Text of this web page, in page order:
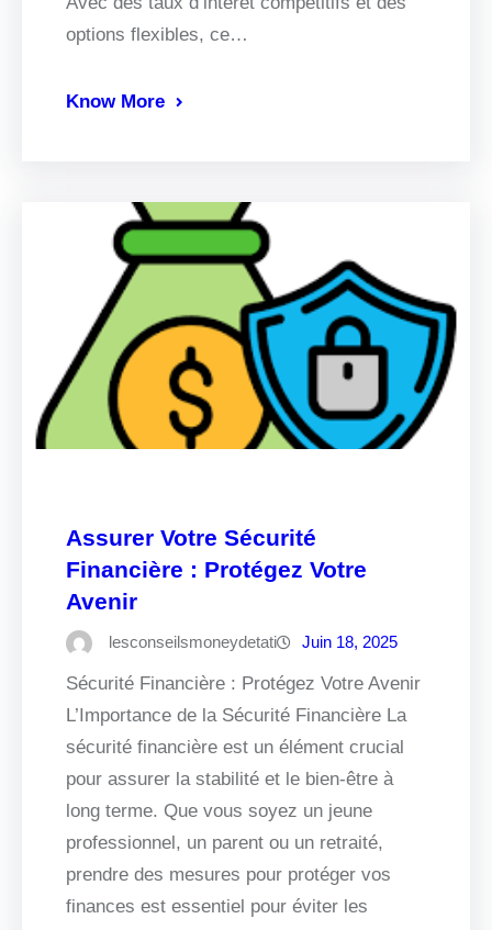
options flexibles, ce…
Know More
Assurer Votre Sécurité
Financière : Protégez Votre
Avenir
lesconseilsmoneydetati Juin 18, 2025
Sécurité Financière : Protégez Votre Avenir
L’Importance de la Sécurité Financière La
sécurité financière est un élément crucial
pour assurer la stabilité et le bien-être à
long terme. Que vous soyez un jeune
professionnel, un parent ou un retraité,
prendre des mesures pour protéger vos
finances est essentiel pour éviter les